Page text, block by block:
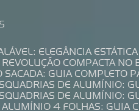
ELEGÂNCIA
REVOLUÇÃO COMPACTA NO
SACADA: GUIA COMPLETO
DE ALUMÍNIO:
DE ALUMÍNIO:
ALUMÍNIO 4 FOLHAS: GUIA